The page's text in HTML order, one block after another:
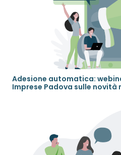
Adesione automatica:
Imprese Padova sulle novità